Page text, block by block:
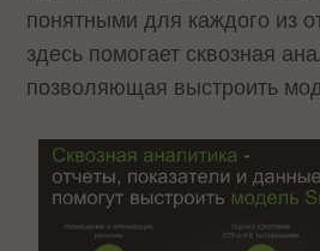
понятными для каждого из
здесь помогает сквозная
позволяющая выстроить